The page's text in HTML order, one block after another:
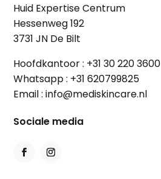
Huid Expertise Centrum
Hessenweg 192
3731 JN De Bilt
Hoofdkantoor : +31 30 220 3600
Whatsapp : +31 620799825
Email : info@mediskincare.nl
Sociale media